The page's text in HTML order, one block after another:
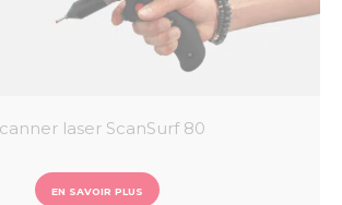
laser ScanSurf 80
EN SAVOIR PLUS